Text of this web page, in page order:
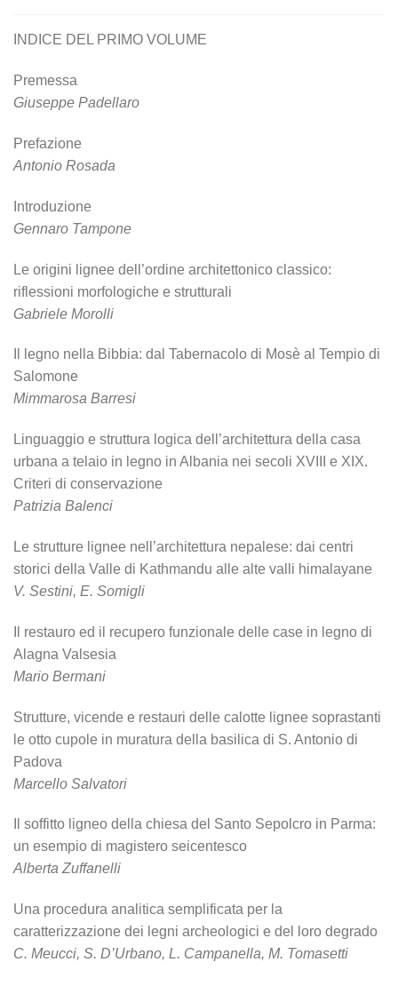
INDICE DEL PRIMO VOLUME
Premessa
Giuseppe Padellaro
Prefazione
Antonio Rosada
Introduzione
Gennaro Tampone
Le origini lignee dell’ordine architettonico classico:
riflessioni morfologiche e strutturali
Gabriele Morolli
Il legno nella Bibbia: dal Tabernacolo di Mosè al Tempio di
Salomone
Mimmarosa Barresi
Linguaggio e struttura logica dell’architettura della casa
urbana a telaio in legno in Albania nei secoli XVIII e XIX.
Criteri di conservazione
Patrizia Balenci
Le strutture lignee nell’architettura nepalese: dai centri
storici della Valle di Kathmandu alle alte valli himalayane
V. Sestini, E. Somigli
Il restauro ed il recupero funzionale delle case in legno di
Alagna Valsesia
Mario Bermani
Strutture, vicende e restauri delle calotte lignee soprastanti
le otto cupole in muratura della basilica di S. Antonio di
Padova
Marcello Salvatori
Il soffitto ligneo della chiesa del Santo Sepolcro in Parma:
un esempio di magistero seicentesco
Alberta Zuffanelli
Una procedura analitica semplificata per la
caratterizzazione dei legni archeologici e del loro degrado
C. Meucci, S. D’Urbano, L. Campanella, M. Tomasetti